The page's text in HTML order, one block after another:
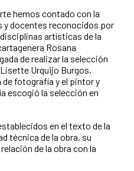
hemos contado con la
docentes reconocidos por
artísticas de la
Rosana
de realizar la selección
Urquijo Burgos,
fotografía y el pintor y
escogió la selección en
en el texto de la
técnica de la obra, su
de la obra con la